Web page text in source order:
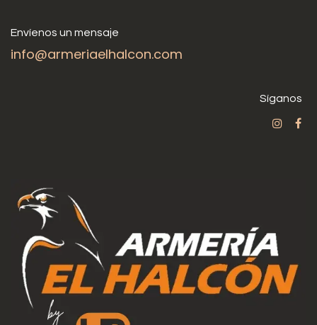
Envíenos un mensaje
info@armeriaelhalcon.com
Síganos